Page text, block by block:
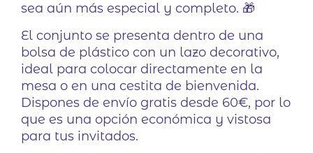
sea aún más especial y completo. 🎁
El conjunto se presenta dentro de una
bolsa de plástico con un lazo decorativo,
ideal para colocar directamente en la
mesa o en una cestita de bienvenida.
Dispones de envío gratis desde 60€, por lo
que es una opción económica y vistosa
para tus invitados.